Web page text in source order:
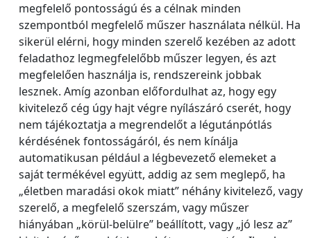
megfelelő pontosságú és a célnak minden
szempontból megfelelő műszer használata nélkül. Ha
sikerül elérni, hogy minden szerelő kezében az adott
feladathoz legmegfelelőbb műszer legyen, és azt
megfelelően használja is, rendszereink jobbak
lesznek. Amíg azonban előfordulhat az, hogy egy
kivitelező cég úgy hajt végre nyílászáró cserét, hogy
nem tájékoztatja a megrendelőt a légutánpótlás
kérdésének fontosságáról, és nem kínálja
automatikusan például a légbevezető elemeket a
saját termékével együtt, addig az sem meglepő, ha
„életben maradási okok miatt” néhány kivitelező, vagy
szerelő, a megfelelő szerszám, vagy műszer
hiányában „körül-belülre” beállított, vagy „jó lesz az”